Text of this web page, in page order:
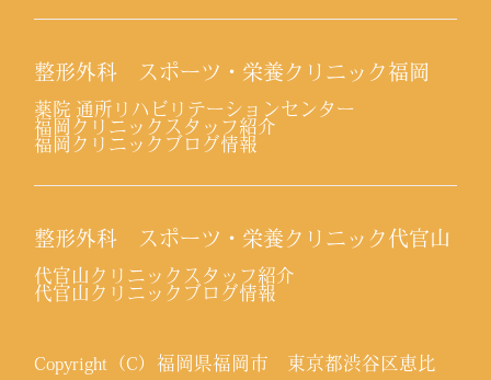
整形外科 スポーツ・栄養クリニック福岡
薬院 通所リハビリテーションセンター
福岡クリニックスタッフ紹介
福岡クリニックブログ情報
整形外科 スポーツ・栄養クリニック代官山
代官山クリニックスタッフ紹介
代官山クリニックブログ情報
Copyright（C）福岡県福岡市 東京都渋谷区恵比